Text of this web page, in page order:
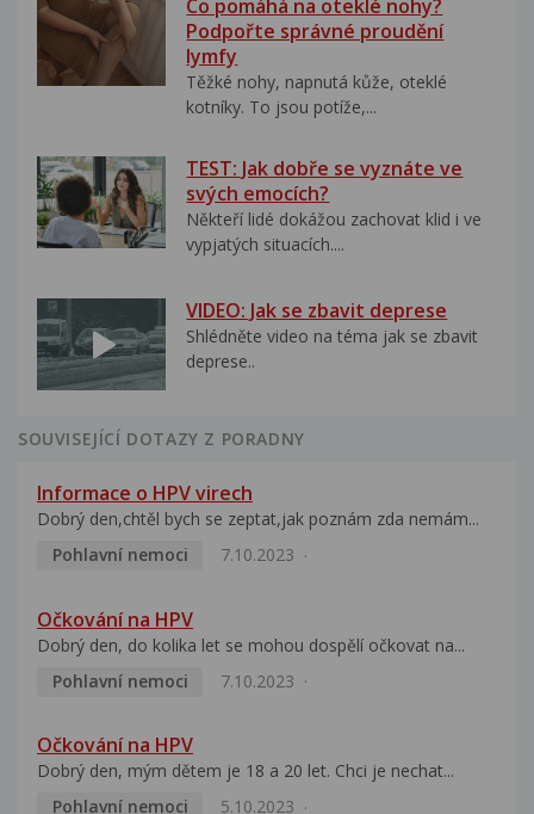
Co pomáhá na oteklé nohy?
Podpořte správné proudění
lymfy
Těžké nohy, napnutá kůže, oteklé
kotníky. To jsou potíže,...
TEST: Jak dobře se vyznáte ve
svých emocích?
Někteří lidé dokážou zachovat klid i ve
vypjatých situacích....
VIDEO: Jak se zbavit deprese
Shlédněte video na téma jak se zbavit
deprese..
SOUVISEJÍCÍ DOTAZY Z PORADNY
Informace o HPV virech
Dobrý den,chtěl bych se zeptat,jak poznám zda nemám...
Pohlavní nemoci
7.10.2023
Očkování na HPV
Dobrý den, do kolika let se mohou dospělí očkovat na...
Pohlavní nemoci
7.10.2023
Očkování na HPV
Dobrý den, mým dětem je 18 a 20 let. Chci je nechat...
Pohlavní nemoci
5.10.2023